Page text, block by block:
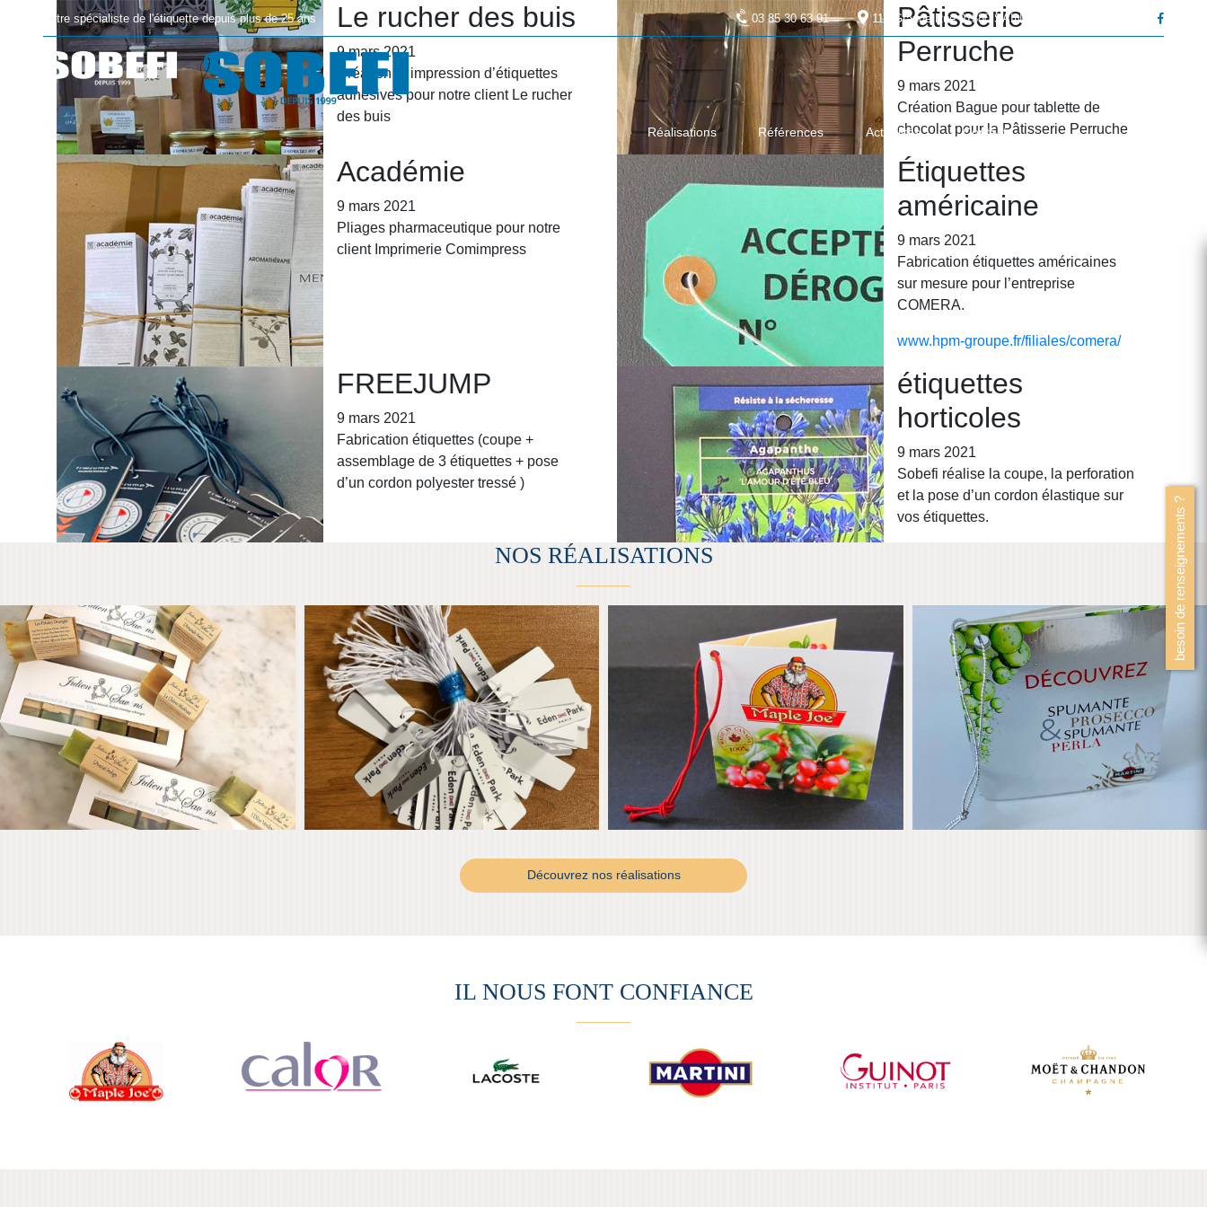
Votre spécialiste de l'étiquette depuis plus de 25 ans 03 85 30 63 91 119 Grande Rue01380 SAINT ANDRÉ DE BÂGÉ
Réalisations Références Actualités Contact
Le rucher des buis
9 mars 2021
Création et impression d’étiquettes
adhésives pour notre client Le rucher
des buis
Pâtisserie
Perruche
9 mars 2021
Création Bague pour tablette de
chocolat pour la Pâtisserie Perruche
Académie
9 mars 2021
Pliages pharmaceutique pour notre
client Imprimerie Comimpress
Étiquettes
américaine
9 mars 2021
Fabrication étiquettes américaines
sur mesure pour l’entreprise
COMERA.
www.hpm-groupe.fr/filiales/comera/
FREEJUMP
9 mars 2021
Fabrication étiquettes (coupe +
assemblage de 3 étiquettes + pose
d’un cordon polyester tressé )
étiquettes
horticoles
9 mars 2021
Sobefi réalise la coupe, la perforation
et la pose d’un cordon élastique sur
vos étiquettes.
NOS RÉALISATIONS
PACKAGING « JULIEN & VOS SAVONS » MAPLE JOE SPUMANTE & PROSECO
Découvrez nos réalisations
IL NOUS FONT CONFIANCE
besoin de renseignements ?